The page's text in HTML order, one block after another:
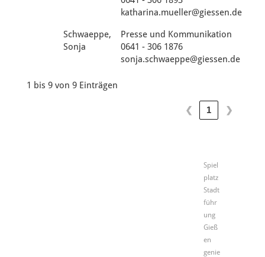
katharina.mueller@giessen.de
Schwaeppe,
Sonja
Presse und Kommunikation
0641 - 306 1876
sonja.schwaeppe@giessen.de
1 bis 9 von 9 Einträgen
❮ 1 ❯
Spiel
platz
Stadt
führ
ung
Gieß
en
genie